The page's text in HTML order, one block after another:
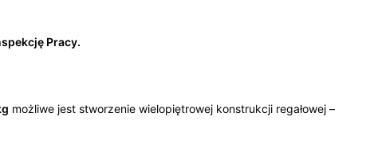
Pracy.
możliwe jest stworzenie wielopiętrowej konstrukcji regałowej –